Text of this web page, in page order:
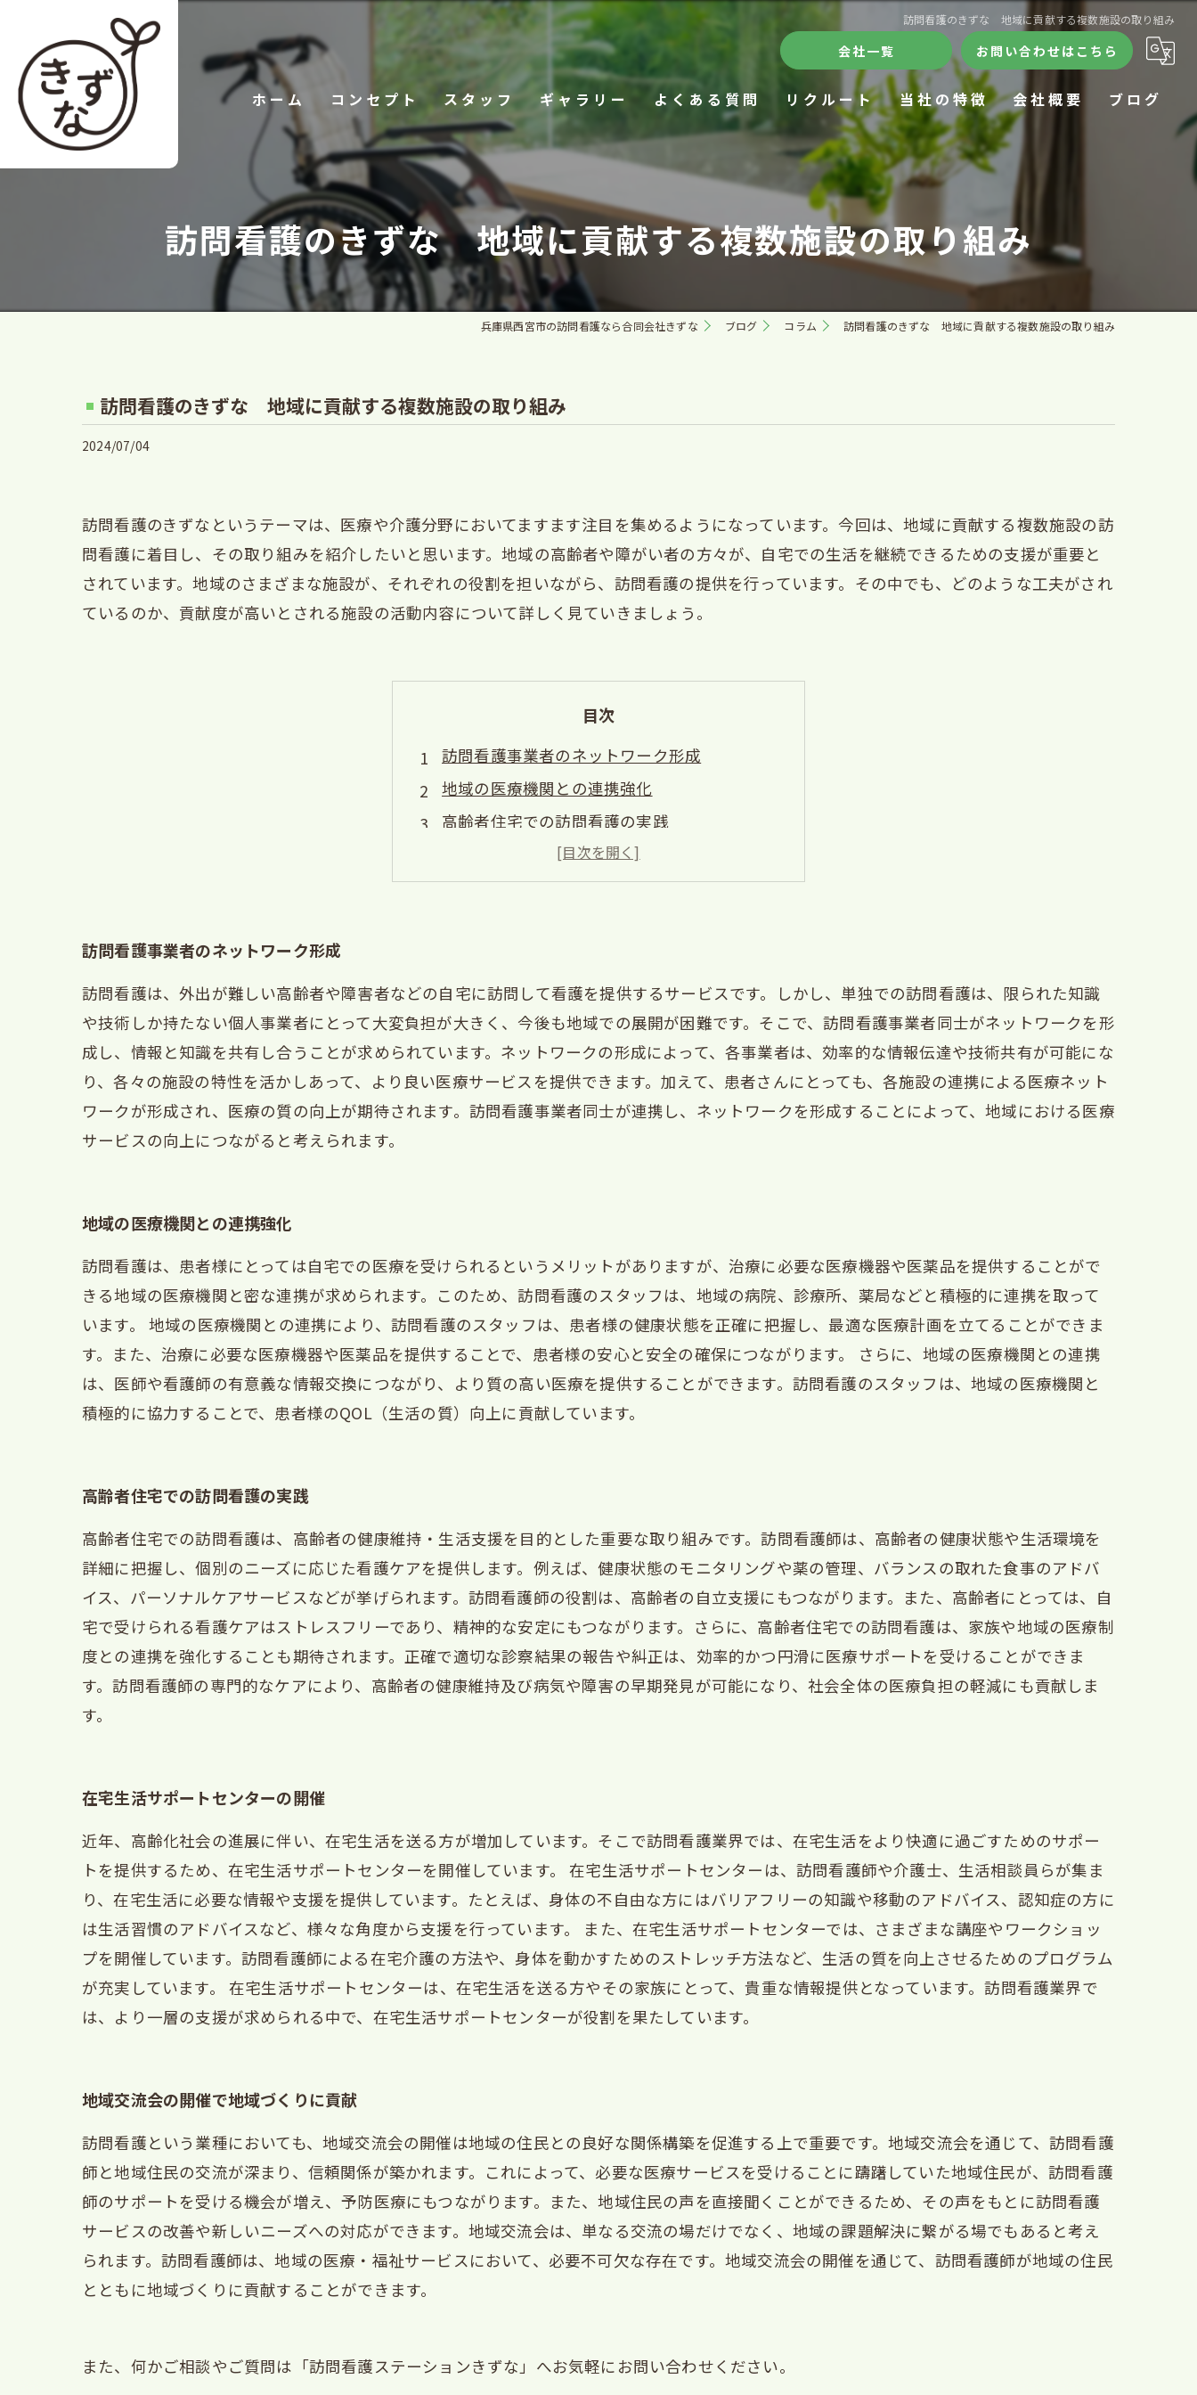
訪問看護のきずな 地域に貢献する複数施設の取り組み
会社一覧 お問い合わせはこちら
ホーム コンセプト スタッフ ギャラリー よくある質問 リクルート 当社の特徴
ケアハウス
24時間
在宅療養
会社概要
合同会社きずな
ケアハウスきずな
きずなデイサロン
ブログ
訪問看護のきずな 地域に貢献する複数施設の取り組み
兵庫県西宮市の訪問看護なら合同会社きずな ブログ コラム 訪問看護のきずな 地域に貢献する複数施設の取り組み
訪問看護のきずな 地域に貢献する複数施設の取り組み
2024/07/04
訪問看護のきずなというテーマは、医療や介護分野においてますます注目を集めるようになっています。今回は、地域に貢献する複数施設の訪
問看護に着目し、その取り組みを紹介したいと思います。地域の高齢者や障がい者の方々が、自宅での生活を継続できるための支援が重要と
されています。地域のさまざまな施設が、それぞれの役割を担いながら、訪問看護の提供を行っています。その中でも、どのような工夫がされ
ているのか、貢献度が高いとされる施設の活動内容について詳しく見ていきましょう。
目次
訪問看護事業者のネットワーク形成
地域の医療機関との連携強化
高齢者住宅での訪問看護の実践
在宅生活サポートセンターの開催
地域交流会の開催で地域づくりに貢献
訪問看護事業者のネットワーク形成
訪問看護は、外出が難しい高齢者や障害者などの自宅に訪問して看護を提供するサービスです。しかし、単独での訪問看護は、限られた知識
や技術しか持たない個人事業者にとって大変負担が大きく、今後も地域での展開が困難です。そこで、訪問看護事業者同士がネットワークを形
成し、情報と知識を共有し合うことが求められています。ネットワークの形成によって、各事業者は、効率的な情報伝達や技術共有が可能にな
り、各々の施設の特性を活かしあって、より良い医療サービスを提供できます。加えて、患者さんにとっても、各施設の連携による医療ネット
ワークが形成され、医療の質の向上が期待されます。訪問看護事業者同士が連携し、ネットワークを形成することによって、地域における医療
サービスの向上につながると考えられます。
地域の医療機関との連携強化
訪問看護は、患者様にとっては自宅での医療を受けられるというメリットがありますが、治療に必要な医療機器や医薬品を提供することがで
きる地域の医療機関と密な連携が求められます。このため、訪問看護のスタッフは、地域の病院、診療所、薬局などと積極的に連携を取って
います。 地域の医療機関との連携により、訪問看護のスタッフは、患者様の健康状態を正確に把握し、最適な医療計画を立てることができま
す。また、治療に必要な医療機器や医薬品を提供することで、患者様の安心と安全の確保につながります。 さらに、地域の医療機関との連携
は、医師や看護師の有意義な情報交換につながり、より質の高い医療を提供することができます。訪問看護のスタッフは、地域の医療機関と
積極的に協力することで、患者様のQOL（生活の質）向上に貢献しています。
高齢者住宅での訪問看護の実践
高齢者住宅での訪問看護は、高齢者の健康維持・生活支援を目的とした重要な取り組みです。訪問看護師は、高齢者の健康状態や生活環境を
詳細に把握し、個別のニーズに応じた看護ケアを提供します。例えば、健康状態のモニタリングや薬の管理、バランスの取れた食事のアドバ
イス、パーソナルケアサービスなどが挙げられます。訪問看護師の役割は、高齢者の自立支援にもつながります。また、高齢者にとっては、自
宅で受けられる看護ケアはストレスフリーであり、精神的な安定にもつながります。さらに、高齢者住宅での訪問看護は、家族や地域の医療制
度との連携を強化することも期待されます。正確で適切な診察結果の報告や糾正は、効率的かつ円滑に医療サポートを受けることができま
す。訪問看護師の専門的なケアにより、高齢者の健康維持及び病気や障害の早期発見が可能になり、社会全体の医療負担の軽減にも貢献しま
す。
在宅生活サポートセンターの開催
近年、高齢化社会の進展に伴い、在宅生活を送る方が増加しています。そこで訪問看護業界では、在宅生活をより快適に過ごすためのサポー
トを提供するため、在宅生活サポートセンターを開催しています。 在宅生活サポートセンターは、訪問看護師や介護士、生活相談員らが集ま
り、在宅生活に必要な情報や支援を提供しています。たとえば、身体の不自由な方にはバリアフリーの知識や移動のアドバイス、認知症の方に
は生活習慣のアドバイスなど、様々な角度から支援を行っています。 また、在宅生活サポートセンターでは、さまざまな講座やワークショッ
プを開催しています。訪問看護師による在宅介護の方法や、身体を動かすためのストレッチ方法など、生活の質を向上させるためのプログラム
が充実しています。 在宅生活サポートセンターは、在宅生活を送る方やその家族にとって、貴重な情報提供となっています。訪問看護業界で
は、より一層の支援が求められる中で、在宅生活サポートセンターが役割を果たしています。
地域交流会の開催で地域づくりに貢献
訪問看護という業種においても、地域交流会の開催は地域の住民との良好な関係構築を促進する上で重要です。地域交流会を通じて、訪問看護
師と地域住民の交流が深まり、信頼関係が築かれます。これによって、必要な医療サービスを受けることに躊躇していた地域住民が、訪問看護
師のサポートを受ける機会が増え、予防医療にもつながります。また、地域住民の声を直接聞くことができるため、その声をもとに訪問看護
サービスの改善や新しいニーズへの対応ができます。地域交流会は、単なる交流の場だけでなく、地域の課題解決に繋がる場でもあると考え
られます。訪問看護師は、地域の医療・福祉サービスにおいて、必要不可欠な存在です。地域交流会の開催を通じて、訪問看護師が地域の住民
とともに地域づくりに貢献することができます。
また、何かご相談やご質問は「訪問看護ステーションきずな」へお気軽にお問い合わせください。